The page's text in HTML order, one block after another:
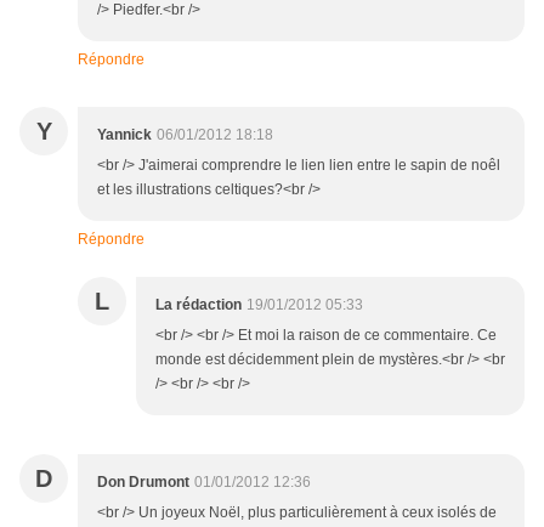
/> Piedfer.<br />
Répondre
Y Yannick 06/01/2012 18:18
<br /> J'aimerai comprendre le lien lien entre le sapin de noêl
et les illustrations celtiques?<br />
Répondre
L La rédaction 19/01/2012 05:33
<br /> <br /> Et moi la raison de ce commentaire. Ce
monde est décidemment plein de mystères.<br /> <br
/> <br /> <br />
D Don Drumont 01/01/2012 12:36
<br /> Un joyeux Noël, plus particulièrement à ceux isolés de